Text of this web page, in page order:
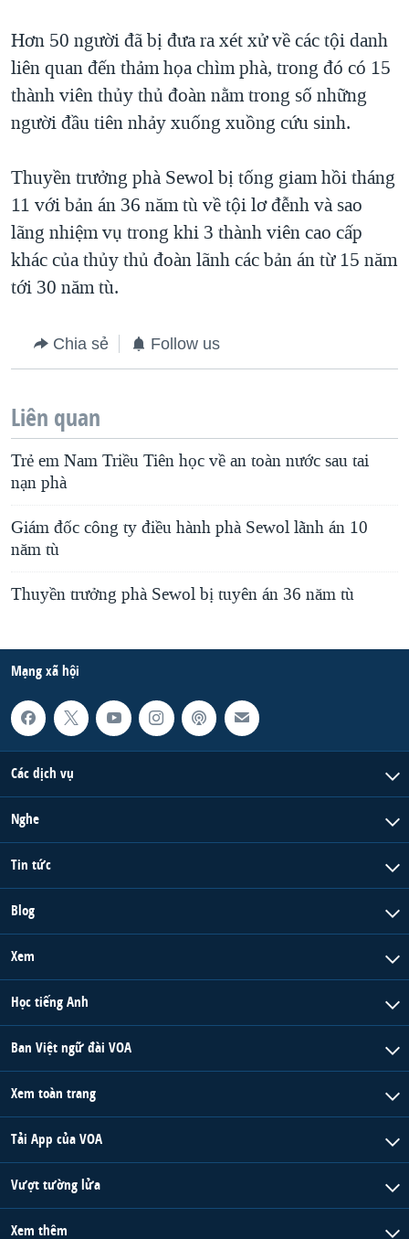
Hơn 50 người đã bị đưa ra xét xử về các tội danh
liên quan đến thảm họa chìm phà, trong đó có 15
thành viên thủy thủ đoàn nằm trong số những
người đầu tiên nhảy xuống xuồng cứu sinh.
Thuyền trưởng phà Sewol bị tống giam hồi tháng
11 với bản án 36 năm tù về tội lơ đễnh và sao
lãng nhiệm vụ trong khi 3 thành viên cao cấp
khác của thủy thủ đoàn lãnh các bản án từ 15 năm
tới 30 năm tù.
Chia sẻ Follow us
Liên quan
Trẻ em Nam Triều Tiên học về an toàn nước sau tai
nạn phà
Giám đốc công ty điều hành phà Sewol lãnh án 10
năm tù
Thuyền trưởng phà Sewol bị tuyên án 36 năm tù
Mạng xã hội
Các dịch vụ
Nghe
Tin tức
Blog
Xem
Học tiếng Anh
Ban Việt ngữ đài VOA
Xem toàn trang
Tải App của VOA
Vượt tường lửa
Xem thêm